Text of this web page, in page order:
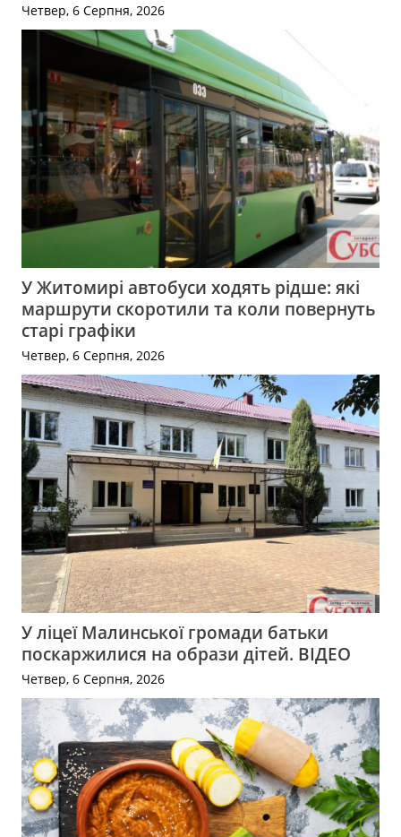
Четвер, 6 Серпня, 2026
У Житомирі автобуси ходять рідше: які
маршрути скоротили та коли повернуть
старі графіки
Четвер, 6 Серпня, 2026
У ліцеї Малинської громади батьки
поскаржилися на образи дітей. ВІДЕО
Четвер, 6 Серпня, 2026